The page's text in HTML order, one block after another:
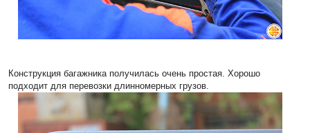
Конструкция багажника получилась очень простая. Хорошо
подходит для перевозки длинномерных грузов.